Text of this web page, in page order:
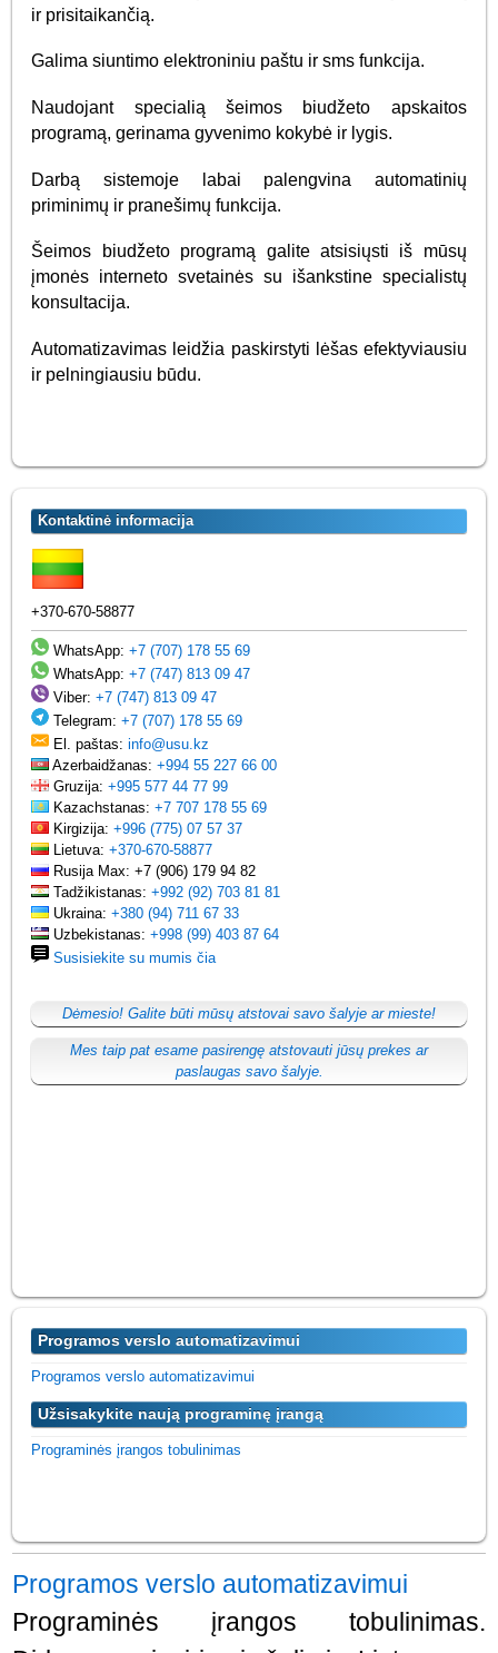
ir prisitaikančią.
Galima siuntimo elektroniniu paštu ir sms funkcija.
Naudojant specialią šeimos biudžeto apskaitos
programą, gerinama gyvenimo kokybė ir lygis.
Darbą sistemoje labai palengvina automatinių
priminimų ir pranešimų funkcija.
Šeimos biudžeto programą galite atsisiųsti iš mūsų
įmonės interneto svetainės su išankstine specialistų
konsultacija.
Automatizavimas leidžia paskirstyti lėšas efektyviausiu
ir pelningiausiu būdu.
Kontaktinė informacija
+370-670-58877
WhatsApp:+7 (707) 178 55 69
WhatsApp:+7 (747) 813 09 47
Viber:+7 (747) 813 09 47
Telegram:+7 (707) 178 55 69
El. paštas:info@usu.kz
Azerbaidžanas:+994 55 227 66 00
Gruzija:+995 577 44 77 99
Kazachstanas:+7 707 178 55 69
Kirgizija:+996 (775) 07 57 37
Lietuva:+370-670-58877
Rusija Max: +7 (906) 179 94 82
Tadžikistanas:+992 (92) 703 81 81
Ukraina:+380 (94) 711 67 33
Uzbekistanas:+998 (99) 403 87 64
Susisiekite su mumis čia
Dėmesio! Galite būti mūsų atstovai savo šalyje ar mieste!
Mes taip pat esame pasirengę atstovauti jūsų prekes ar
paslaugas savo šalyje.
Programos verslo automatizavimui
Programos verslo automatizavimui
Užsisakykite naują programinę įrangą
Programinės įrangos tobulinimas
Programos verslo automatizavimui
Programinės įrangos tobulinimas.